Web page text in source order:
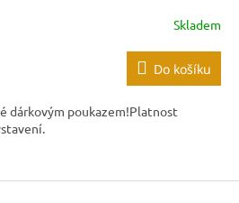
R
M
A
Skladem
Do košíku
dárkovým poukazem!Platnost